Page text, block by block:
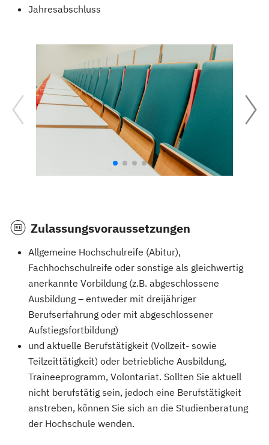
Jahresabschluss
Zulassungsvoraussetzungen
Allgemeine Hochschulreife (Abitur),
Fachhochschulreife oder sonstige als gleichwertig
anerkannte Vorbildung (z.B. abgeschlossene
Ausbildung – entweder mit dreijähriger
Berufserfahrung oder mit abgeschlossener
Aufstiegsfortbildung)
und aktuelle Berufstätigkeit (Vollzeit- sowie
Teilzeittätigkeit) oder betriebliche Ausbildung,
Traineeprogramm, Volontariat. Sollten Sie aktuell
nicht berufstätig sein, jedoch eine Berufstätigkeit
anstreben, können Sie sich an die Studienberatung
der Hochschule wenden.